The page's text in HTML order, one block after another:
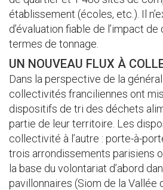
établissement (écoles, etc.). Il
d’évaluation fiable de l’impact
termes de tonnage.
UN NOUVEAU FLUX À
Dans la perspective de la
collectivités franciliennes ont
dispositifs de tri des déchets
partie de leur territoire. Les
collectivité à l’autre : porte-à-
trois arrondissements parisiens
la base du volontariat d’abord
pavillonnaires (Siom de la Vallée